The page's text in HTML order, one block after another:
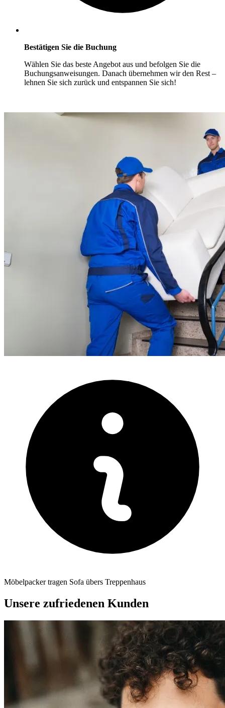
Bestätigen Sie die Buchung
Wählen Sie das beste Angebot aus und befolgen Sie die
Buchungsanweisungen. Danach übernehmen wir den Rest –
lehnen Sie sich zurück und entspannen Sie sich!
Möbelpacker tragen Sofa übers Treppenhaus
Unsere zufriedenen Kunden